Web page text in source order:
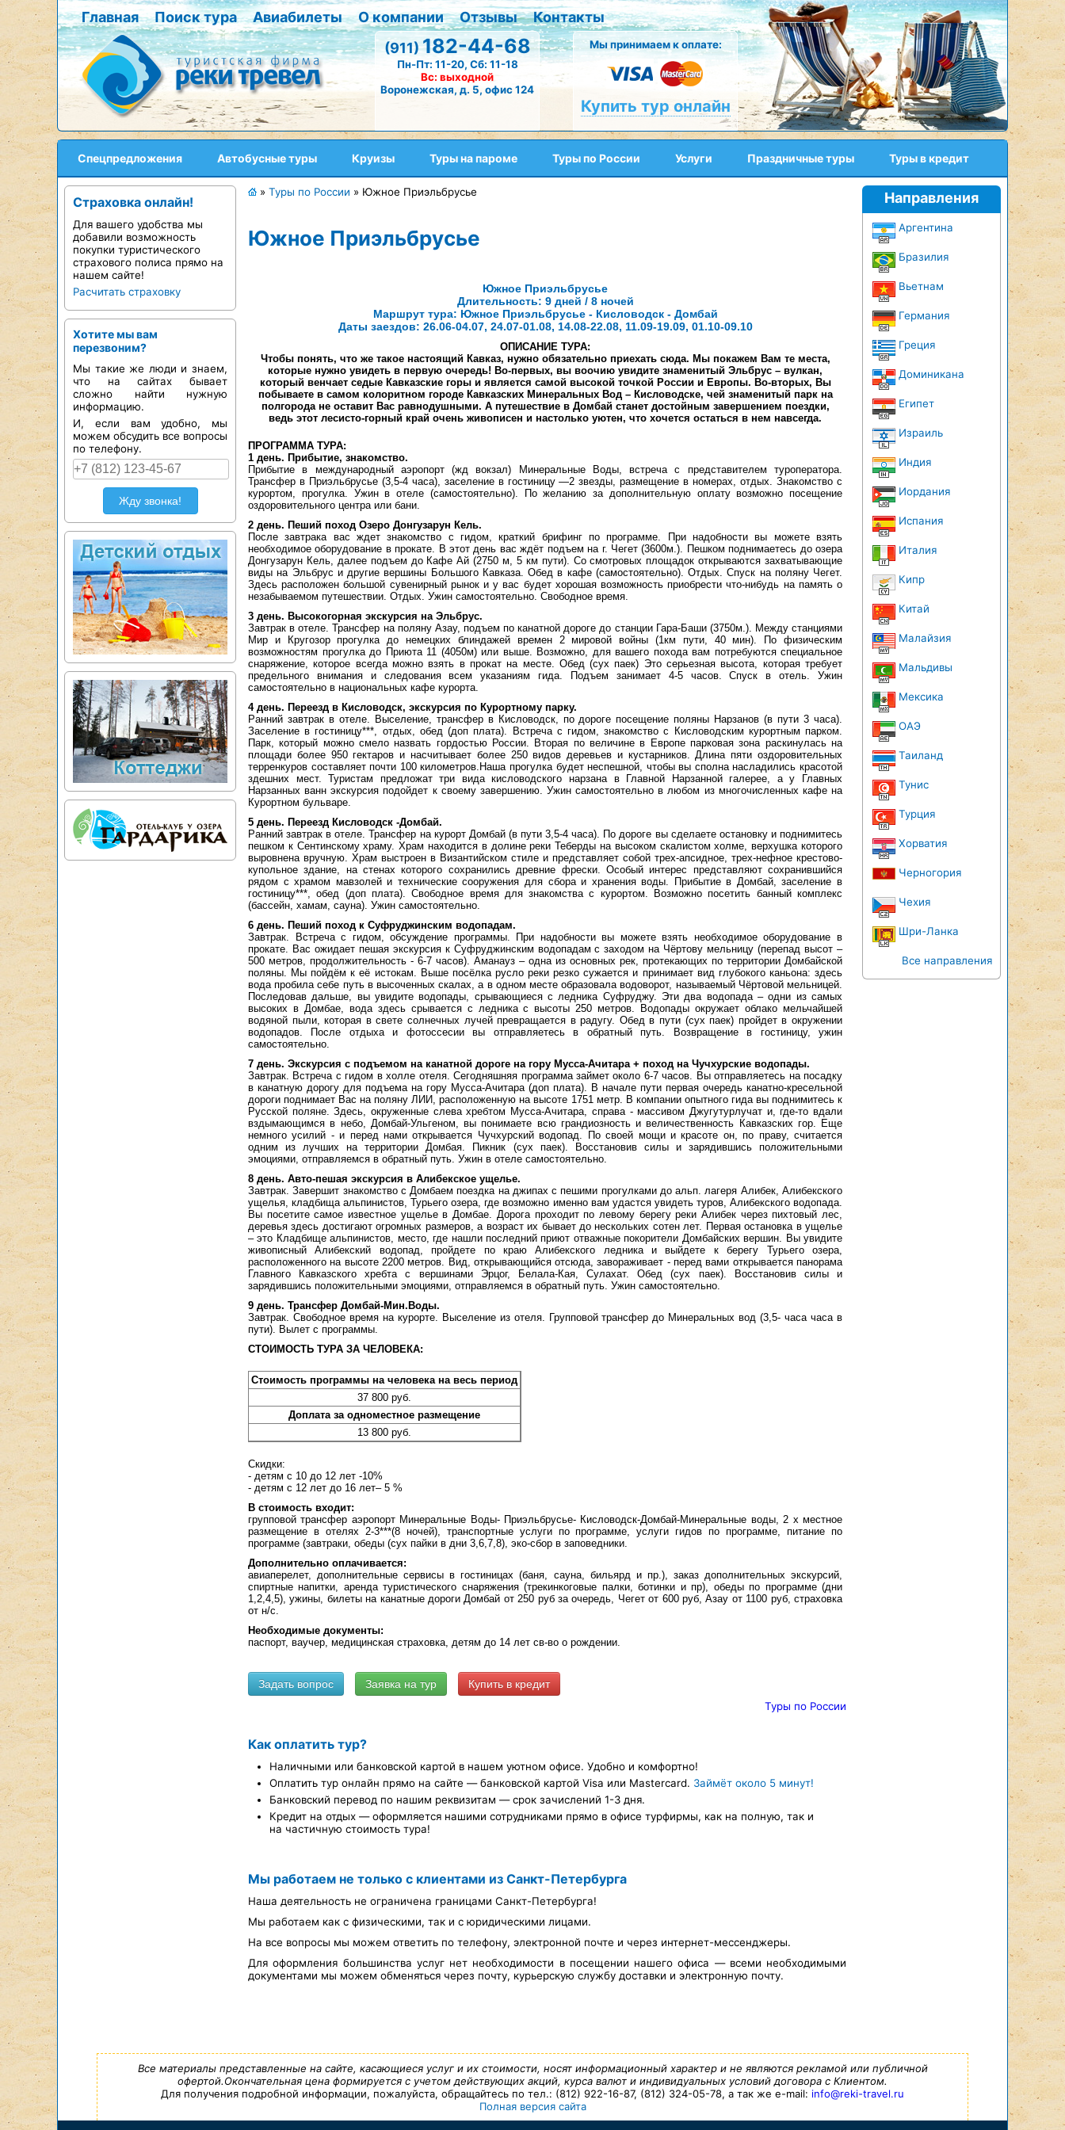
Главная Поиск тура Авиабилеты О компании Отзывы
Контакты
(911)182-44-68
Пн-Пт: 11-20, Сб: 11-18
Вс: выходной
Воронежская, д. 5, офис 124
Мы принимаем к оплате:
Купить тур онлайн
Спецпредложения Автобусные туры Круизы Туры на пароме Туры по России Услуги Праздничные туры Туры в кредит
Страховка онлайн!
Для вашего удобства мы
добавили возможность
покупки туристического
страхового полиса прямо на
нашем сайте!
Расчитать страховку
Хотите мы вам
перезвоним?
Мы такие же люди и знаем,
что на сайтах бывает
сложно найти нужную
информацию.
И, если вам удобно, мы
можем обсудить все вопросы
по телефону.
Жду звонка!
» Туры по России » Южное Приэльбрусье
Южное Приэльбрусье
Южное Приэльбрусье
Длительность: 9 дней / 8 ночей
Маршрут тура: Южное Приэльбрусье - Кисловодск - Домбай
Даты заездов: 26.06-04.07, 24.07-01.08, 14.08-22.08, 11.09-19.09, 01.10-09.10
ОПИСАНИЕ ТУРА:
Чтобы понять, что же такое настоящий Кавказ, нужно обязательно приехать сюда. Мы покажем Вам те места,
которые нужно увидеть в первую очередь! Во-первых, вы воочию увидите знаменитый Эльбрус – вулкан,
который венчает седые Кавказские горы и является самой высокой точкой России и Европы. Во-вторых, Вы
побываете в самом колоритном городе Кавказских Минеральных Вод – Кисловодске, чей знаменитый парк на
полгорода не оставит Вас равнодушными. А путешествие в Домбай станет достойным завершением поездки,
ведь этот лесисто-горный край очень живописен и настолько уютен, что хочется остаться в нем навсегда.
ПРОГРАММА ТУРА:
1 день. Прибытие, знакомство.
Прибытие в международный аэропорт (жд вокзал) Минеральные Воды, встреча с представителем туроператора.
Трансфер в Приэльбрусье (3,5-4 часа), заселение в гостиницу —2 звезды, размещение в номерах, отдых. Знакомство с
курортом, прогулка. Ужин в отеле (самостоятельно). По желанию за дополнительную оплату возможно посещение
оздоровительного центра или бани.
2 день. Пеший поход Озеро Донгузарун Кель.
После завтрака вас ждет знакомство с гидом, краткий брифинг по программе. При надобности вы можете взять
необходимое оборудование в прокате. В этот день вас ждёт подъем на г. Чегет (3600м.). Пешком поднимаетесь до озера
Донгузарун Кель, далее подъем до Кафе Ай (2750 м, 5 км пути). Со смотровых площадок открываются захватывающие
виды на Эльбрус и другие вершины Большого Кавказа. Обед в кафе (самостоятельно). Отдых. Спуск на поляну Чегет.
Здесь расположен большой сувенирный рынок и у вас будет хорошая возможность приобрести что-нибудь на память о
незабываемом путешествии. Отдых. Ужин самостоятельно. Свободное время.
3 день. Высокогорная экскурсия на Эльбрус.
Завтрак в отеле. Трансфер на поляну Азау, подъем по канатной дороге до станции Гара-Баши (3750м.). Между станциями
Мир и Кругозор прогулка до немецких блиндажей времен 2 мировой войны (1км пути, 40 мин). По физическим
возможностям прогулка до Приюта 11 (4050м) или выше. Возможно, для вашего похода вам потребуются специальное
снаряжение, которое всегда можно взять в прокат на месте. Обед (сух паек) Это серьезная высота, которая требует
предельного внимания и следования всем указаниям гида. Подъем занимает 4-5 часов. Спуск в отель. Ужин
самостоятельно в национальных кафе курорта.
4 день. Переезд в Кисловодск, экскурсия по Курортному парку.
Ранний завтрак в отеле. Выселение, трансфер в Кисловодск, по дороге посещение поляны Нарзанов (в пути 3 часа).
Заселение в гостиницу***, отдых, обед (доп плата). Встреча с гидом, знакомство с Кисловодским курортным парком.
Парк, который можно смело назвать гордостью России. Вторая по величине в Европе парковая зона раскинулась на
площади более 950 гектаров и насчитывает более 250 видов деревьев и кустарников. Длина пяти оздоровительных
терренкуров составляет почти 100 километров.Наша прогулка будет неспешной, чтобы вы сполна насладились красотой
здешних мест. Туристам предложат три вида кисловодского нарзана в Главной Нарзанной галерее, а у Главных
Нарзанных ванн экскурсия подойдет к своему завершению. Ужин самостоятельно в любом из многочисленных кафе на
Курортном бульваре.
5 день. Переезд Кисловодск -Домбай.
Ранний завтрак в отеле. Трансфер на курорт Домбай (в пути 3,5-4 часа). По дороге вы сделаете остановку и поднимитесь
пешком к Сентинскому храму. Храм находится в долине реки Теберды на высоком скалистом холме, верхушка которого
выровнена вручную. Храм выстроен в Византийском стиле и представляет собой трех-апсидное, трех-нефное крестово-
купольное здание, на стенах которого сохранились древние фрески. Особый интерес представляют сохранившийся
рядом с храмом мавзолей и технические сооружения для сбора и хранения воды. Прибытие в Домбай, заселение в
гостиницу***, обед (доп плата). Свободное время для знакомства с курортом. Возможно посетить банный комплекс
(бассейн, хамам, сауна). Ужин самостоятельно.
6 день. Пеший поход к Суфруджинским водопадам.
Завтрак. Встреча с гидом, обсуждение программы. При надобности вы можете взять необходимое оборудование в
прокате. Вас ожидает пешая экскурсия к Суфруджинским водопадам с заходом на Чёртову мельницу (перепад высот –
500 метров, продолжительность - 6-7 часов). Аманауз – одна из основных рек, протекающих по территории Домбайской
поляны. Мы пойдём к её истокам. Выше посёлка русло реки резко сужается и принимает вид глубокого каньона: здесь
вода пробила себе путь в высоченных скалах, а в одном месте образовала водоворот, называемый Чёртовой мельницей.
Последовав дальше, вы увидите водопады, срывающиеся с ледника Суфруджу. Эти два водопада – одни из самых
высоких в Домбае, вода здесь срывается с ледника с высоты 250 метров. Водопады окружает облако мельчайшей
водяной пыли, которая в свете солнечных лучей превращается в радугу. Обед в пути (сух паек) пройдет в окружении
водопадов. После отдыха и фотоссесии вы отправляетесь в обратный путь. Возвращение в гостиницу, ужин
самостоятельно.
7 день. Экскурсия с подъемом на канатной дороге на гору Мусса-Ачитара + поход на Чучхурские водопады.
Завтрак. Встреча с гидом в холле отеля. Сегодняшняя программа займет около 6-7 часов. Вы отправляетесь на посадку
в канатную дорогу для подъема на гору Мусса-Ачитара (доп плата). В начале пути первая очередь канатно-кресельной
дороги поднимает Вас на поляну ЛИИ, расположенную на высоте 1751 метр. В компании опытного гида вы поднимитесь к
Русской поляне. Здесь, окруженные слева хребтом Мусса-Ачитара, справа - массивом Джугутурлучат и, где-то вдали
вздымающимся в небо, Домбай-Ульгеном, вы понимаете всю грандиозность и величественность Кавказских гор. Еще
немного усилий - и перед нами открывается Чучхурский водопад. По своей мощи и красоте он, по праву, считается
одним из лучших на территории Домбая. Пикник (сух паек). Восстановив силы и зарядившись положительными
эмоциями, отправляемся в обратный путь. Ужин в отеле самостоятельно.
8 день. Авто-пешая экскурсия в Алибекское ущелье.
Завтрак. Завершит знакомство с Домбаем поездка на джипах с пешими прогулками до альп. лагеря Алибек, Алибекского
ущелья, кладбища альпинистов, Турьего озера, где возможно именно вам удастся увидеть туров, Алибекского водопада.
Вы посетите самое известное ущелье в Домбае. Дорога проходит по левому берегу реки Алибек через пихтовый лес,
деревья здесь достигают огромных размеров, а возраст их бывает до нескольких сотен лет. Первая остановка в ущелье
– это Кладбище альпинистов, место, где нашли последний приют отважные покорители Домбайских вершин. Вы увидите
живописный Алибекский водопад, пройдете по краю Алибекского ледника и выйдете к берегу Турьего озера,
расположенного на высоте 2200 метров. Вид, открывающийся отсюда, завораживает - перед вами открывается панорама
Главного Кавказского хребта с вершинами Эрцог, Белала-Кая, Сулахат. Обед (сух паек). Восстановив силы и
зарядившись положительными эмоциями, отправляемся в обратный путь. Ужин самостоятельно.
9 день. Трансфер Домбай-Мин.Воды.
Завтрак. Свободное время на курорте. Выселение из отеля. Групповой трансфер до Минеральных вод (3,5- часа часа в
пути). Вылет с программы.
СТОИМОСТЬ ТУРА ЗА ЧЕЛОВЕКА:
Стоимость программы на человека на весь период
37 800 руб.
Доплата за одноместное размещение
13 800 руб.
Скидки:
- детям с 10 до 12 лет -10%
- детям с 12 лет до 16 лет– 5 %
В стоимость входит:
групповой трансфер аэропорт Минеральные Воды- Приэльбрусье- Кисловодск-Домбай-Минеральные воды, 2 х местное
размещение в отелях 2-3***(8 ночей), транспортные услуги по программе, услуги гидов по программе, питание по
программе (завтраки, обеды (сух пайки в дни 3,6,7,8), эко-сбор в заповедники.
Дополнительно оплачивается:
авиаперелет, дополнительные сервисы в гостиницах (баня, сауна, бильярд и пр.), заказ дополнительных экскурсий,
спиртные напитки, аренда туристического снаряжения (трекинкоговые палки, ботинки и пр), обеды по программе (дни
1,2,4,5), ужины, билеты на канатные дороги Домбай от 250 руб за очередь, Чегет от 600 руб, Азау от 1100 руб, страховка
от н/с.
Необходимые документы:
паспорт, ваучер, медицинская страховка, детям до 14 лет св-во о рождении.
Купить в кредит
Туры по России
Как оплатить тур?
Наличными или банковской картой в нашем уютном офисе. Удобно и комфортно!
Оплатить тур онлайн прямо на сайте — банковской картой Visa или Mastercard. Займёт около 5 минут!
Банковский перевод по нашим реквизитам — срок зачислений 1-3 дня.
Кредит на отдых — оформляется нашими сотрудниками прямо в офисе турфирмы, как на полную, так и
на частичную стоимость тура!
Мы работаем не только с клиентами из Санкт-Петербурга
Наша деятельность не ограничена границами Санкт-Петербурга!
Мы работаем как с физическими, так и с юридическими лицами.
На все вопросы мы можем ответить по телефону, электронной почте и через интернет-мессенджеры.
Для оформления большинства услуг нет необходимости в посещении нашего офиса — всеми необходимыми
документами мы можем обменяться через почту, курьерскую службу доставки и электронную почту.
Направления
Аргентина
Бразилия
Вьетнам
Германия
Греция
Доминикана
Египет
Израиль
Индия
Иордания
Испания
Италия
Кипр
Китай
Малайзия
Мальдивы
Мексика
ОАЭ
Таиланд
Тунис
Турция
Хорватия
Черногория
Чехия
Шри-Ланка
Все направления
Все материалы представленные на сайте, касающиеся услуг и их стоимости, носят информационный характер и не являются рекламой или публичной
офертой.Окончательная цена формируется с учетом действующих акций, курса валют и индивидуальных условий договора с Клиентом.
Для получения подробной информации, пожалуйста, обращайтесь по тел.: (812) 922-16-87, (812) 324-05-78, а так же e-mail: info@reki-travel.ru
Полная версия сайта